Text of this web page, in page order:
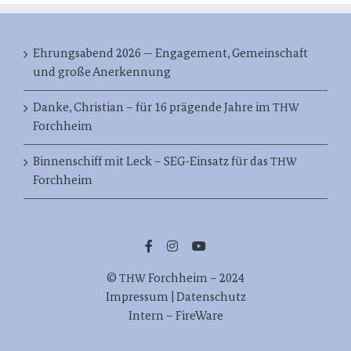
Ehrungsabend 2026 — Engagement, Gemeinschaft
und große Anerkennung
Danke, Christian – für 16 prägende Jahre im THW
Forchheim
Binnenschiff mit Leck – SEG-Einsatz für das THW
Forchheim
© THW Forch­heim – 2024
Impres­sum | Datenschutz
Intern – FireWare